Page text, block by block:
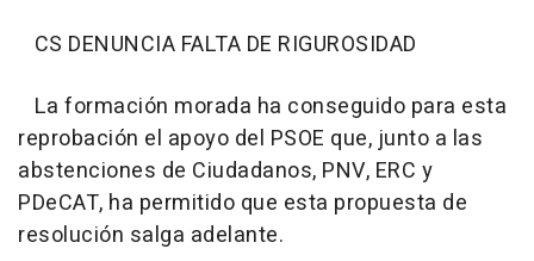
CS DENUNCIA FALTA DE RIGUROSIDAD
La formación morada ha conseguido para esta
reprobación el apoyo del PSOE que, junto a las
abstenciones de Ciudadanos, PNV, ERC y
PDeCAT, ha permitido que esta propuesta de
resolución salga adelante.